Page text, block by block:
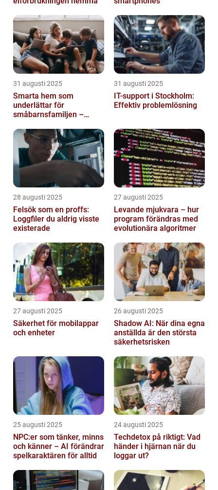
31 augusti 2025
Smarta hem som
underlättar för
småbarnsfamiljen –
barnens dagliga rutiner
31 augusti 2025
IT-support i Stockholm:
Effektiv problemlösning
28 augusti 2025
Felsök som en proffs:
Loggfiler du aldrig visste
existerade
27 augusti 2025
Levande mjukvara – hur
program förändras med
evolutionära algoritmer
27 augusti 2025
Säkerhet för mobilappar
och enheter
26 augusti 2025
Shadow AI: När dina egna
anställda är den största
säkerhetsrisken
25 augusti 2025
NPC:er som tänker, minns
och känner – AI förändrar
spelkaraktären för alltid
24 augusti 2025
Techdetox på riktigt: Vad
händer i hjärnan när du
loggar ut?